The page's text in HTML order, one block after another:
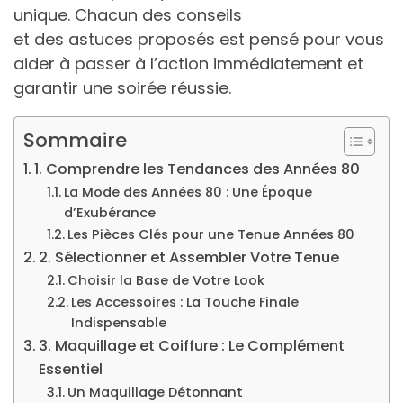
unique. Chacun des conseils
et des astuces proposés est pensé pour vous
aider à passer à l’action immédiatement et
garantir une soirée réussie.
Sommaire
1. Comprendre les Tendances des Années 80
La Mode des Années 80 : Une Époque
d’Exubérance
Les Pièces Clés pour une Tenue Années 80
2. Sélectionner et Assembler Votre Tenue
Choisir la Base de Votre Look
Les Accessoires : La Touche Finale
Indispensable
3. Maquillage et Coiffure : Le Complément
Essentiel
Un Maquillage Détonnant